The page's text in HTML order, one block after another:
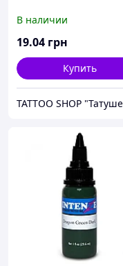
В наличии
19.04 грн
Купить